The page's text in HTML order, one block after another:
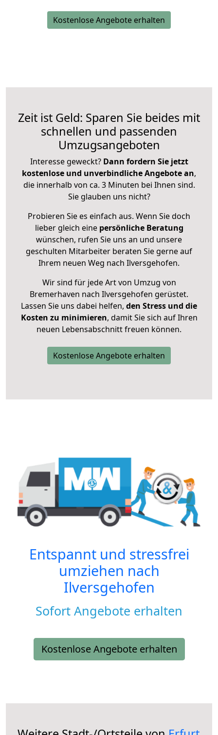
Kostenlose Angebote erhalten
Zeit ist Geld: Sparen Sie beides mit
schnellen und passenden
Umzugsangeboten
Interesse geweckt? Dann fordern Sie jetzt
kostenlose und unverbindliche Angebote an,
die innerhalb von ca. 3 Minuten bei Ihnen sind.
Sie glauben uns nicht?
Probieren Sie es einfach aus. Wenn Sie doch
lieber gleich eine persönliche Beratung
wünschen, rufen Sie uns an und unsere
geschulten Mitarbeiter beraten Sie gerne auf
Ihrem neuen Weg nach Ilversgehofen.
Wir sind für jede Art von Umzug von
Bremerhaven nach Ilversgehofen gerüstet.
Lassen Sie uns dabei helfen, den Stress und die
Kosten zu minimieren, damit Sie sich auf Ihren
neuen Lebensabschnitt freuen können.
Kostenlose Angebote erhalten
Entspannt und stressfrei
umziehen nach
Ilversgehofen
Sofort Angebote erhalten
Kostenlose Angebote erhalten